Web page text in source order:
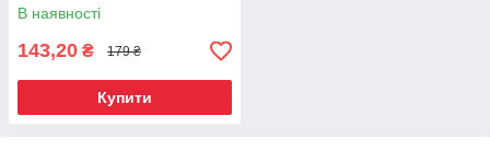
В наявності
143,20 ₴ 179 ₴
Купити